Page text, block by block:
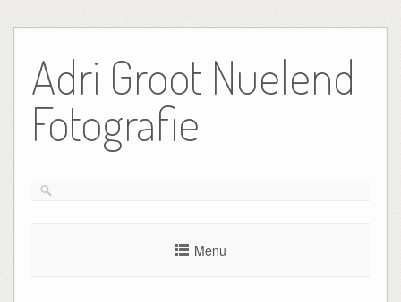
de
inhoud
Adri Groot Nuelend
Fotografie
Menu